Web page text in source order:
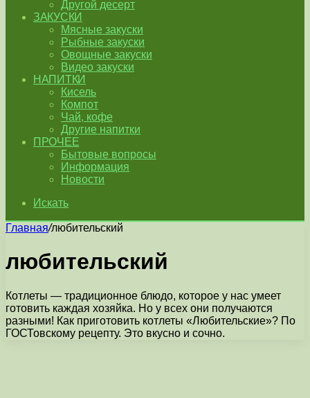
Другой десерт
ЗАКУСКИ
Мясные закуски
Рыбные закуски
Овощные закуски
Видео закуски
НАПИТКИ
Кисель
Компот
Чай, кофе
Другие напитки
ПРОЧЕЕ
Бытовые вопросы
Информация
Новости
Искать
Главная/любительский
любительский
Котлеты — традиционное блюдо, которое у нас умеет
готовить каждая хозяйка. Но у всех они получаются
разными! Как приготовить котлеты «Любительские»? По
ГОСТовскому рецепту. Это вкусно и сочно.